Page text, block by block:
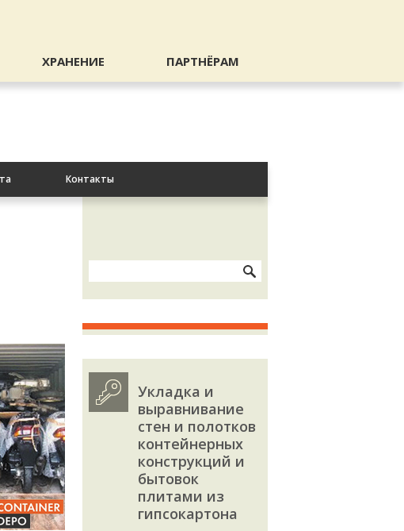
ХРАНЕНИЕ ПАРТНЁРАМ
Контакты
Укладка и
выравнивание
стен и полотков
контейнерных
конструкций и
бытовок
плитами из
гипсокартона